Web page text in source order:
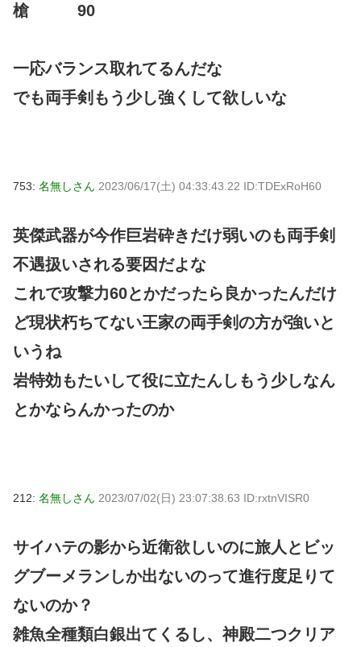
槍 90
一応バランス取れてるんだな
でも両手剣もう少し強くして欲しいな
753: 名無しさん 2023/06/17(土) 04:33:43.22 ID:TDExRoH60
英傑武器が今作巨岩砕きだけ弱いのも両手剣
不遇扱いされる要因だよな
これで攻撃力60とかだったら良かったんだけ
ど現状朽ちてない王家の両手剣の方が強いと
いうね
岩特効もたいして役に立たんしもう少しなん
とかならんかったのか
212: 名無しさん 2023/07/02(日) 23:07:38.63 ID:rxtnVISR0
サイハテの影から近衛欲しいのに旅人とビッ
グブーメランしか出ないのって進行度足りて
ないのか？
雑魚全種類白銀出てくるし、神殿二つクリア